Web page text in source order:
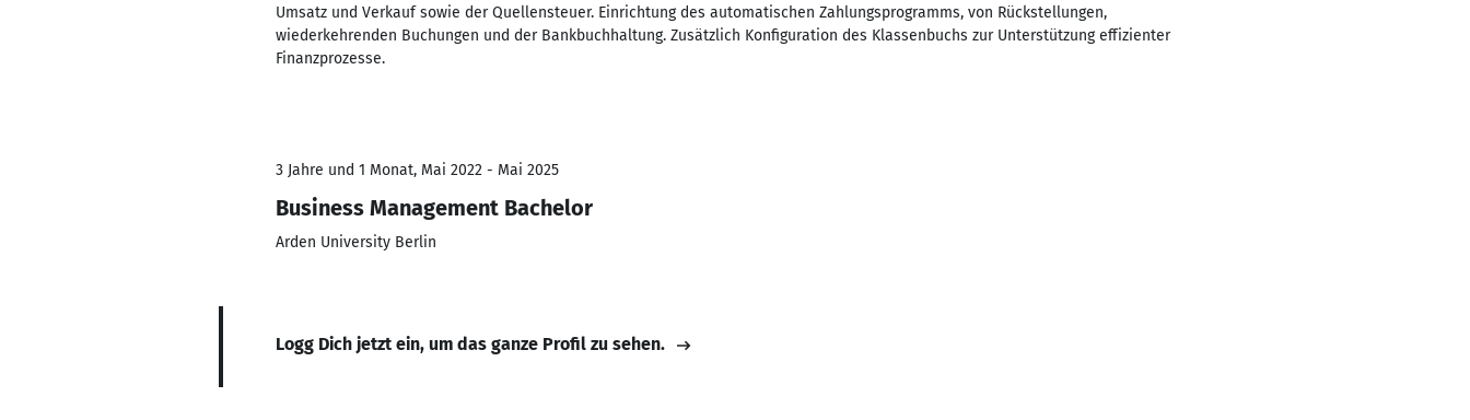
Umsatz und Verkauf sowie der Quellensteuer. Einrichtung des automatischen Zahlungsprogramms, von Rückstellungen,
wiederkehrenden Buchungen und der Bankbuchhaltung. Zusätzlich Konfiguration des Klassenbuchs zur Unterstützung effizienter
Finanzprozesse.
3 Jahre und 1 Monat, Mai 2022 - Mai 2025
Business Management Bachelor
Arden University Berlin
Logg Dich jetzt ein, um das ganze Profil zu sehen.